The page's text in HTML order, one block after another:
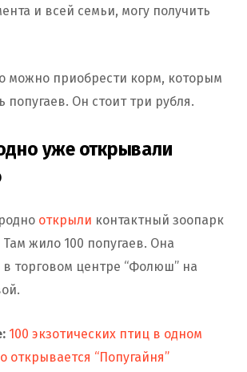
и всей семьи, могу получить
можно приобрести корм, которым
Он стоит три рубля.
уже открывали
открыли контактный зоопарк
Там жило 100 попугаев. Она
в торговом центре “Фолюш” на
100 экзотических птиц в одном
открывается “Попугайня”